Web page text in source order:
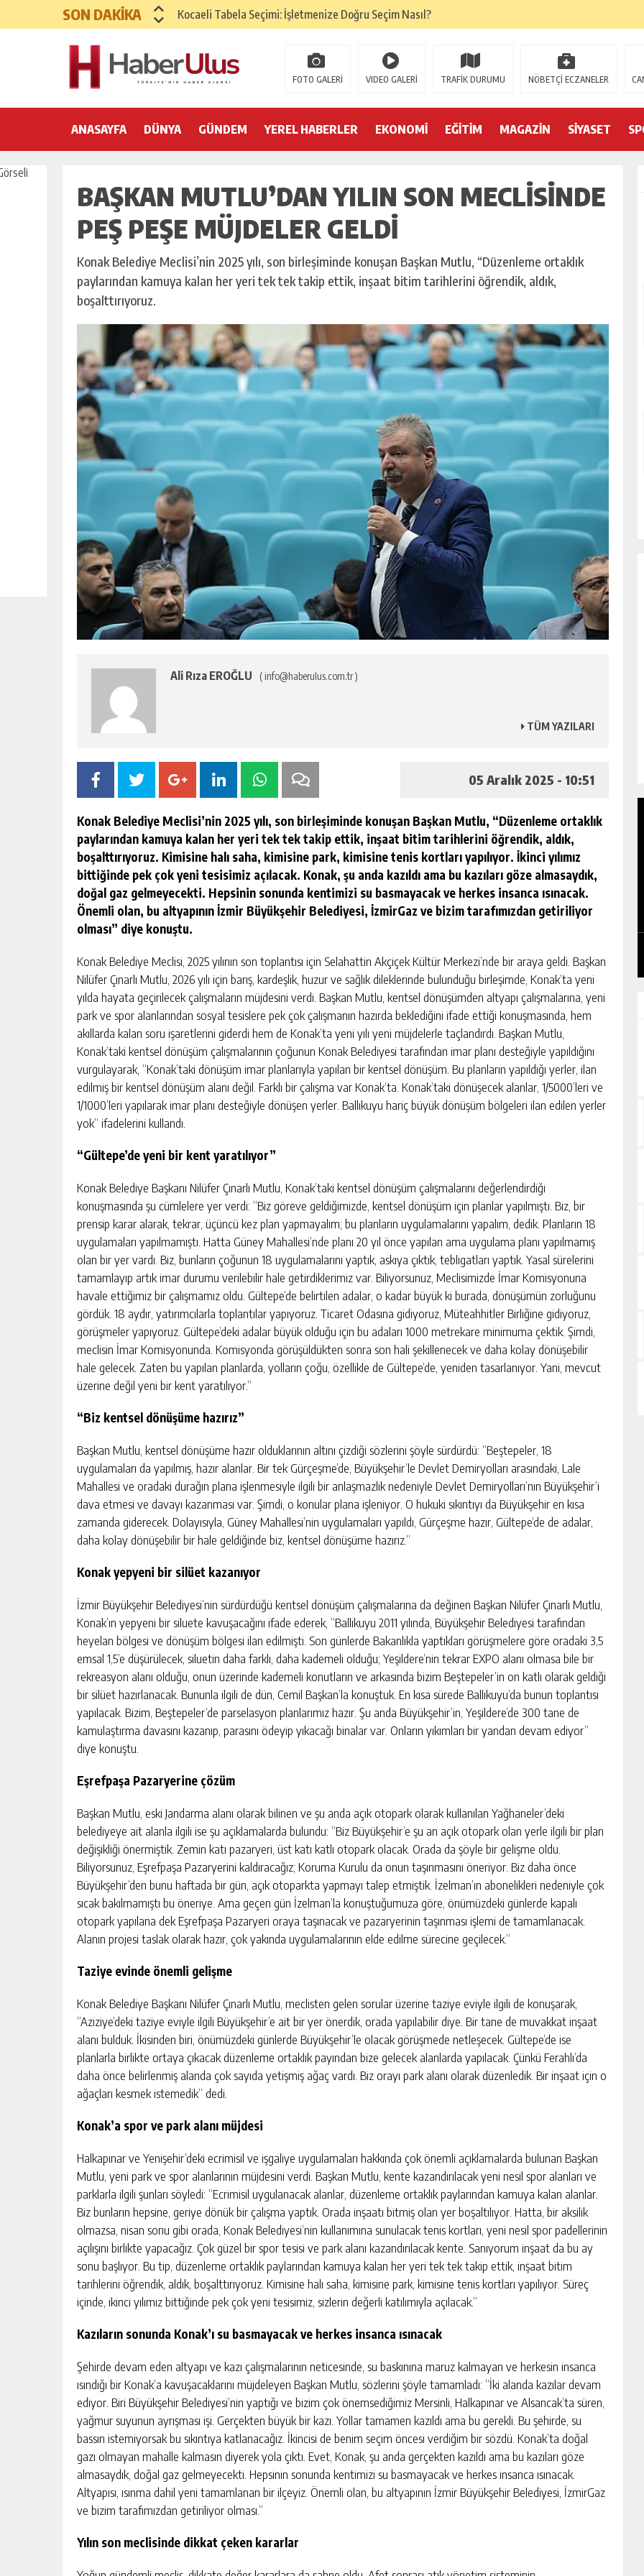
SON DAKİKA
Kocaeli Tabela Seçimi: İşletmenize Doğru Seçim Nasıl?
Hızlı Okuma Alışkanlığı Akademik Başarıyı Nasıl Etkiler?
Nilüfer Belediyesi yönetim sistemi belgelerini yeniledi
Yeni Yıla Pozitif Başlama Yöntemleri
Yılbaşı İçin İç Mekan Dekorasyon Trendleri
Yılbaşı Sofrası Sunum Önerileri
FOTO GALERİ VIDEO GALERİ TRAFİK DURUMU NÖBETÇİ ECZANELER
ANASAYFA DÜNYA GÜNDEM YEREL HABERLER EKONOMİ EĞİTİM MAGAZİN SİYASET
BAŞKAN MUTLU’DAN YILIN SON MECLISINDE
PEŞ PEŞE MÜJDELER GELDI
Konak Belediye Meclisi’nin 2025 yılı, son birleşiminde konuşan Başkan Mutlu, “Düzenleme ortaklık
paylarından kamuya kalan her yeri tek tek takip ettik, inşaat bitim tarihlerini öğrendik, aldık,
boşalttırıyoruz.
Ali Rıza EROĞLU ( info@haberulus.com.tr )
TÜM YAZILARI
05 Aralık 2025 - 10:51
Konak Belediye Meclisi’nin 2025 yılı, son birleşiminde konuşan Başkan Mutlu, “Düzenleme ortaklık
paylarından kamuya kalan her yeri tek tek takip ettik, inşaat bitim tarihlerini öğrendik, aldık,
boşalttırıyoruz. Kimisine halı saha, kimisine park, kimisine tenis kortları yapılıyor. İkinci yılımız
bittiğinde pek çok yeni tesisimiz açılacak. Konak, şu anda kazıldı ama bu kazıları göze almasaydık,
doğal gaz gelmeyecekti. Hepsinin sonunda kentimizi su basmayacak ve herkes insanca ısınacak.
Önemli olan, bu altyapının İzmir Büyükşehir Belediyesi, İzmirGaz ve bizim tarafımızdan getiriliyor
olması” diye konuştu.
Konak Belediye Meclisi, 2025 yılının son toplantısı için Selahattin Akçiçek Kültür Merkezi’nde bir araya geldi. Başkan
Nilüfer Çınarlı Mutlu, 2026 yılı için barış, kardeşlik, huzur ve sağlık dileklerinde bulunduğu birleşimde, Konak’ta yeni
yılda hayata geçirilecek çalışmaların müjdesini verdi. Başkan Mutlu, kentsel dönüşümden altyapı çalışmalarına, yeni
park ve spor alanlarından sosyal tesislere pek çok çalışmanın hazırda beklediğini ifade ettiği konuşmasında, hem
akıllarda kalan soru işaretlerini giderdi hem de Konak’ta yeni yılı yeni müjdelerle taçlandırdı. Başkan Mutlu,
Konak’taki kentsel dönüşüm çalışmalarının çoğunun Konak Belediyesi tarafından imar planı desteğiyle yapıldığını
vurgulayarak, “Konak’taki dönüşüm imar planlarıyla yapılan bir kentsel dönüşüm. Bu planların yapıldığı yerler, ilan
edilmiş bir kentsel dönüşüm alanı değil. Farklı bir çalışma var Konak’ta. Konak’taki dönüşecek alanlar, 1/5000’leri ve
1/1000’leri yapılarak imar planı desteğiyle dönüşen yerler. Ballıkuyu hariç büyük dönüşüm bölgeleri ilan edilen yerler
yok” ifadelerini kullandı.
“Gültepe’de yeni bir kent yaratılıyor”
Konak Belediye Başkanı Nilüfer Çınarlı Mutlu, Konak’taki kentsel dönüşüm çalışmalarını değerlendirdiği
konuşmasında şu cümlelere yer verdi: “Biz göreve geldiğimizde, kentsel dönüşüm için planlar yapılmıştı. Biz, bir
prensip karar alarak, tekrar, üçüncü kez plan yapmayalım; bu planların uygulamalarını yapalım, dedik. Planların 18
uygulamaları yapılmamıştı. Hatta Güney Mahallesi’nde planı 20 yıl önce yapılan ama uygulama planı yapılmamış
olan bir yer vardı. Biz, bunların çoğunun 18 uygulamalarını yaptık, askıya çıktık, tebligatları yaptık. Yasal sürelerini
tamamlayıp artık imar durumu verilebilir hale getirdiklerimiz var. Biliyorsunuz, Meclisimizde İmar Komisyonuna
havale ettiğimiz bir çalışmamız oldu. Gültepe’de belirtilen adalar, o kadar büyük ki burada, dönüşümün zorluğunu
gördük. 18 aydır, yatırımcılarla toplantılar yapıyoruz. Ticaret Odasına gidiyoruz, Müteahhitler Birliğine gidiyoruz,
görüşmeler yapıyoruz. Gültepe’deki adalar büyük olduğu için bu adaları 1000 metrekare minimuma çektik. Şimdi,
meclisin İmar Komisyonunda. Komisyonda görüşüldükten sonra son hali şekillenecek ve daha kolay dönüşebilir
hale gelecek. Zaten bu yapılan planlarda, yolların çoğu, özellikle de Gültepe’de, yeniden tasarlanıyor. Yani, mevcut
üzerine değil yeni bir kent yaratılıyor.”
“Biz kentsel dönüşüme hazırız”
Başkan Mutlu, kentsel dönüşüme hazır olduklarının altını çizdiği sözlerini şöyle sürdürdü: “Beştepeler, 18
uygulamaları da yapılmış, hazır alanlar. Bir tek Gürçeşme’de, Büyükşehir’le Devlet Demiryolları arasındaki, Lale
Mahallesi ve oradaki durağın plana işlenmesiyle ilgili bir anlaşmazlık nedeniyle Devlet Demiryolları’nın Büyükşehir’i
dava etmesi ve davayı kazanması var. Şimdi, o konular plana işleniyor. O hukuki sıkıntıyı da Büyükşehir en kısa
zamanda giderecek. Dolayısıyla, Güney Mahallesi’nin uygulamaları yapıldı, Gürçeşme hazır, Gültepe’de de adalar,
daha kolay dönüşebilir bir hale geldiğinde biz, kentsel dönüşüme hazırız.”
Konak yepyeni bir silüet kazanıyor
İzmir Büyükşehir Belediyesi’nin sürdürdüğü kentsel dönüşüm çalışmalarına da değinen Başkan Nilüfer Çınarlı Mutlu,
Konak’ın yepyeni bir siluete kavuşacağını ifade ederek, “Ballıkuyu 2011 yılında, Büyükşehir Belediyesi tarafından
heyelan bölgesi ve dönüşüm bölgesi ilan edilmişti. Son günlerde Bakanlıkla yaptıkları görüşmelere göre oradaki 3,5
emsal 1,5’e düşürülecek, siluetin daha farklı, daha kademeli olduğu; Yeşildere’nin tekrar EXPO alanı olmasa bile bir
rekreasyon alanı olduğu, onun üzerinde kademeli konutların ve arkasında bizim Beştepeler’in on katlı olarak geldiği
bir silüet hazırlanacak. Bununla ilgili de dün, Cemil Başkan’la konuştuk. En kısa sürede Ballıkuyu’da bunun toplantısı
yapılacak. Bizim, Beştepeler’de parselasyon planlarımız hazır. Şu anda Büyükşehir’in, Yeşildere’de 300 tane de
kamulaştırma davasını kazanıp, parasını ödeyip yıkacağı binalar var. Onların yıkımları bir yandan devam ediyor”
diye konuştu.
Eşrefpaşa Pazaryerine çözüm
Başkan Mutlu, eski Jandarma alanı olarak bilinen ve şu anda açık otopark olarak kullanılan Yağhaneler’deki
belediyeye ait alanla ilgili ise şu açıklamalarda bulundu: “Biz Büyükşehir’e şu an açık otopark olan yerle ilgili bir plan
değişikliği önermiştik. Zemin katı pazaryeri, üst katı katlı otopark olacak. Orada da şöyle bir gelişme oldu.
Biliyorsunuz, Eşrefpaşa Pazaryerini kaldıracağız; Koruma Kurulu da onun taşınmasını öneriyor. Biz daha önce
Büyükşehir’den bunu haftada bir gün, açık otoparkta yapmayı talep etmiştik. İzelman’ın abonelikleri nedeniyle çok
sıcak bakılmamıştı bu öneriye. Ama geçen gün İzelman’la konuştuğumuza göre, önümüzdeki günlerde kapalı
otopark yapılana dek Eşrefpaşa Pazaryeri oraya taşınacak ve pazaryerinin taşınması işlemi de tamamlanacak.
Alanın projesi taslak olarak hazır, çok yakında uygulamalarının elde edilme sürecine geçilecek.”
Taziye evinde önemli gelişme
Konak Belediye Başkanı Nilüfer Çınarlı Mutlu, meclisten gelen sorular üzerine taziye eviyle ilgili de konuşarak,
“Aziziye’deki taziye eviyle ilgili Büyükşehir’e ait bir yer önerdik, orada yapılabilir diye. Bir tane de muvakkat inşaat
alanı bulduk. İkisinden biri, önümüzdeki günlerde Büyükşehir’le olacak görüşmede netleşecek. Gültepe’de ise
planlarla birlikte ortaya çıkacak düzenleme ortaklık payından bize gelecek alanlarda yapılacak. Çünkü Ferahlı’da
daha önce belirlenmiş alanda çok sayıda yetişmiş ağaç vardı. Biz orayı park alanı olarak düzenledik. Bir inşaat için o
ağaçları kesmek istemedik” dedi.
Konak’a spor ve park alanı müjdesi
Halkapınar ve Yenişehir’deki ecrimisil ve işgaliye uygulamaları hakkında çok önemli açıklamalarda bulunan Başkan
Mutlu, yeni park ve spor alanlarının müjdesini verdi. Başkan Mutlu, kente kazandırılacak yeni nesil spor alanları ve
parklarla ilgili şunları söyledi: “Ecrimisil uygulanacak alanlar, düzenleme ortaklık paylarından kamuya kalan alanlar.
Biz bunların hepsine, geriye dönük bir çalışma yaptık. Orada inşaatı bitmiş olan yer boşaltılıyor. Hatta, bir aksilik
olmazsa, nisan sonu gibi orada, Konak Belediyesi’nin kullanımına sunulacak tenis kortları, yeni nesil spor padellerinin
açılışını birlikte yapacağız. Çok güzel bir spor tesisi ve park alanı kazandırılacak kente. Sanıyorum inşaat da bu ay
sonu başlıyor. Bu tip, düzenleme ortaklık paylarından kamuya kalan her yeri tek tek takip ettik, inşaat bitim
tarihlerini öğrendik, aldık, boşalttırıyoruz. Kimisine halı saha, kimisine park, kimisine tenis kortları yapılıyor. Süreç
içinde, ikinci yılımız bittiğinde pek çok yeni tesisimiz, sizlerin değerli katılımıyla açılacak.”
Kazıların sonunda Konak’ı su basmayacak ve herkes insanca ısınacak
Şehirde devam eden altyapı ve kazı çalışmalarının neticesinde, su baskınına maruz kalmayan ve herkesin insanca
ısındığı bir Konak’a kavuşacaklarını müjdeleyen Başkan Mutlu, sözlerini şöyle tamamladı: “İki alanda kazılar devam
ediyor. Biri Büyükşehir Belediyesi’nin yaptığı ve bizim çok önemsediğimiz Mersinli, Halkapınar ve Alsancak’ta süren,
yağmur suyunun ayrışması işi. Gerçekten büyük bir kazı. Yollar tamamen kazıldı ama bu gerekli. Bu şehirde, su
bassın istemiyorsak bu sıkıntıya katlanacağız. İkincisi de benim seçim öncesi verdiğim bir sözdü. Konak’ta doğal
gazı olmayan mahalle kalmasın diyerek yola çıktı. Evet, Konak, şu anda gerçekten kazıldı ama bu kazıları göze
almasaydık, doğal gaz gelmeyecekti. Hepsinin sonunda kentimizi su basmayacak ve herkes insanca ısınacak.
Altyapısı, ısınma dahil yeni tamamlanan bir ilçeyiz. Önemli olan, bu altyapının İzmir Büyükşehir Belediyesi, İzmirGaz
ve bizim tarafımızdan getiriliyor olması.”
Yılın son meclisinde dikkat çeken kararlar
RÜYADA ÇANTA GÖRMEK NEYE
IŞARETTIR?
OTO ÇILINGIR HIZMETI ALIRKEN DIKKAT
EDILMESI GEREKENLER